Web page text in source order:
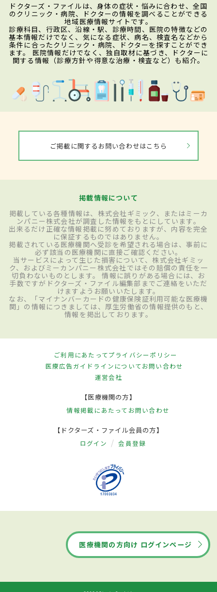
ドクターズ・ファイルは、身体の症状・悩みに合わせ、全国
のクリニック・病院、ドクターの情報を調べることができる
地域医療情報サイトです。
診療科目、行政区、沿線・駅、診療時間、医院の特徴などの
基本情報だけでなく、気になる症状、病名、検査名などから
条件に合ったクリニック・病院、ドクターを探すことができ
ます。 医院情報だけでなく、独自取材に基づき、ドクターに
関する情報（診療方針や得意な治療・検査など）も紹介。
ご掲載に関するお問い合わせはこちら
掲載情報について
掲載している各種情報は、株式会社ギミック、またはミーカ
ンパニー株式会社が調査した情報をもとにしています。
出来るだけ正確な情報掲載に努めておりますが、内容を完全
に保証するものではありません。
掲載されている医療機関へ受診を希望される場合は、事前に
必ず該当の医療機関に直接ご確認ください。
当サービスによって生じた損害について、株式会社ギミッ
ク、およびミーカンパニー株式会社ではその賠償の責任を一
切負わないものとします。 情報に誤りがある場合には、お
手数ですがドクターズ・ファイル編集部までご連絡をいただ
けますようお願いいたします。
なお、「マイナンバーカードの健康保険証利用可能な医療機
関」の情報につきましては、厚生労働省の情報提供のもと、
情報を掲出しております。
ご利用にあたってプライバシーポリシー
医療広告ガイドラインについてお問い合わせ
運営会社
【医療機関の方】
情報掲載にあたって お問い合わせ
【ドクターズ・ファイル会員の方】
ログイン 会員登録
医療機関の方向け ログインページ